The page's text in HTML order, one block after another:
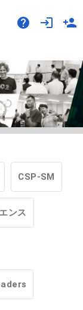
help login person_add
CSP-SM
ンス